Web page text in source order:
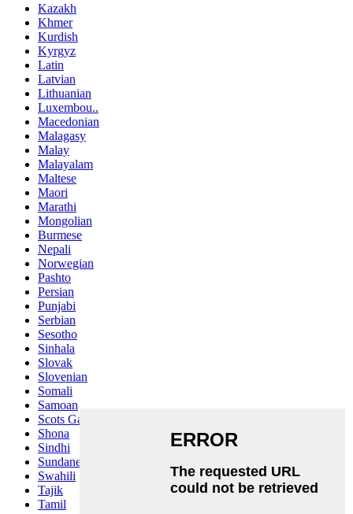
Kazakh
Khmer
Kurdish
Kyrgyz
Latin
Latvian
Lithuanian
Luxembou..
Macedonian
Malagasy
Malay
Malayalam
Maltese
Maori
Marathi
Mongolian
Burmese
Nepali
Norwegian
Pashto
Persian
Punjabi
Serbian
Sesotho
Sinhala
Slovak
Slovenian
Somali
Samoan
Scots Gaelic
Shona
Sindhi
Sundanese
Swahili
Tajik
Tamil